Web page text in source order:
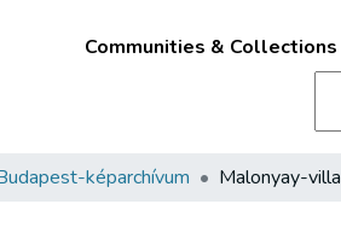
Communities & Collections
képarchívum Malonyay-villa